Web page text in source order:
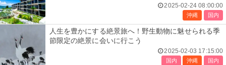
2025-02-24 08:00:00
沖縄 国内
人生を豊かにする絶景旅へ！野生動物に魅せられる季
節限定の絶景に会いに行こう
2025-02-03 17:15:00
国内 沖縄 国内